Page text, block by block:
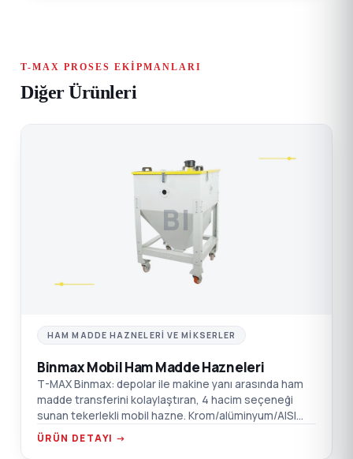
T-MAX PROSES EKIPMANLARI
Diğer Ürünleri
BI
HAM MADDE HAZNELERI VE MIKSERLER
Binmax Mobil Ham Madde Hazneleri
T-MAX Binmax: depolar ile makine yanı arasında ham
madde transferini kolaylaştıran, 4 hacim seçeneği
sunan tekerlekli mobil hazne. Krom/alüminyum/AISI
304 SST seçenekleri.
ÜRÜN DETAYI →